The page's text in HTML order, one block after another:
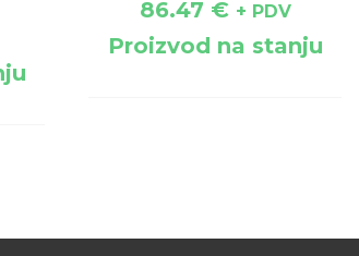
86.47 € + PDV
Proizvod na stanju